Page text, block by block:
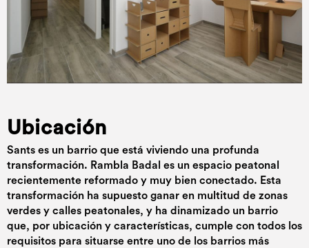
Ubicación
Sants es un barrio que está viviendo una profunda
transformación. Rambla Badal es un espacio peatonal
recientemente reformado y muy bien conectado. Esta
transformación ha supuesto ganar en multitud de zonas
verdes y calles peatonales, y ha dinamizado un barrio
que, por ubicación y características, cumple con todos los
requisitos para situarse entre uno de los barrios más